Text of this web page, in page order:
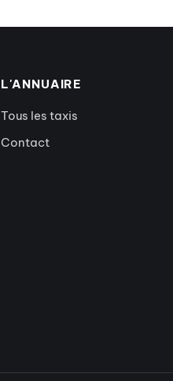
L'ANNUAIRE
Tous les taxis
Contact